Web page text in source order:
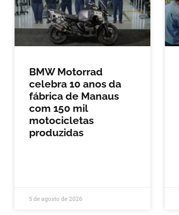
BMW Motorrad
celebra 10 anos da
fábrica de Manaus
com 150 mil
motocicletas
produzidas
5 de agosto de 2026